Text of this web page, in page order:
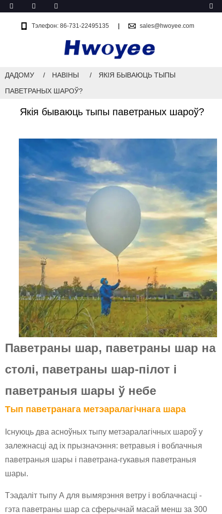
Тэлефон: 86-731-22495135 sales@hwoyee.com
ДАДОМУ НАВІНЫ
ЯКІЯ БЫВАЮЦЬ ТЫПЫ
ПАВЕТРАНЫХ ШАРОЎ?
Якія бываюць тыпы паветраных шароў?
Паветраны шар, паветраны шар на
столі, паветраны шар-пілот і
паветраныя шары ў небе
Тып паветранага метэаралагічнага шара
Існуюць два асноўных тыпу метэаралагічных шароў у
залежнасці ад іх прызначэння: ветравыя і воблачныя
паветраныя шары і паветрана-гукавыя паветраныя
шары.
Тэадаліт тыпу А для вымярэння ветру і воблачнасці -
гэта паветраны шар са сферычнай масай менш за 300